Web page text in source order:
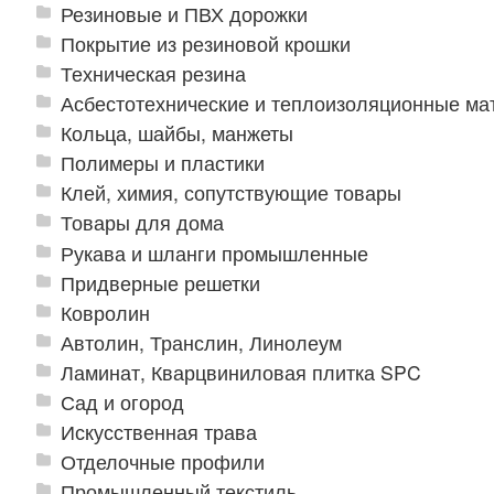
Резиновые и ПВХ дорожки
Покрытие из резиновой крошки
Техническая резина
Асбестотехнические и теплоизоляционные
Кольца, шайбы, манжеты
Полимеры и пластики
Клей, химия, сопутствующие товары
Товары для дома
Рукава и шланги промышленные
Придверные решетки
Ковролин
Автолин, Транслин, Линолеум
Ламинат, Кварцвиниловая плитка SPC
Сад и огород
Искусственная трава
Отделочные профили